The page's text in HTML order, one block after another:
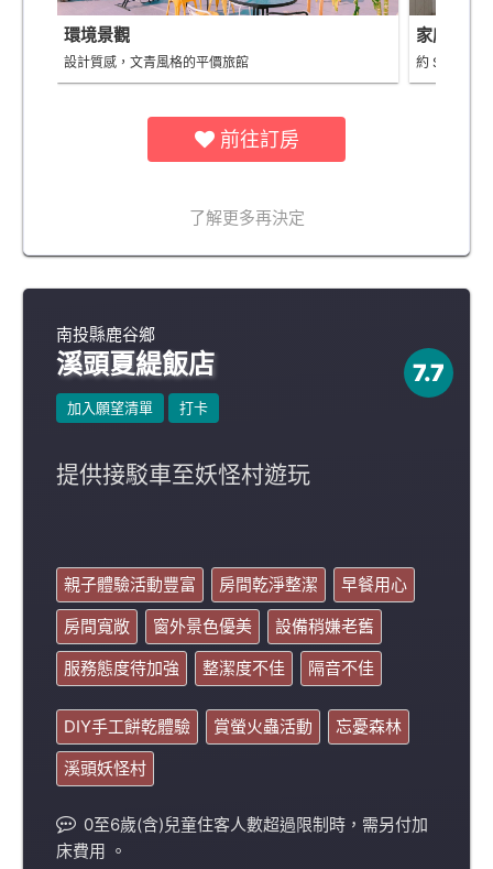
環境景觀
設計質感，文青風格的平價旅館
家庭房 -
約 $3,031
前往訂房
了解更多再決定
南投縣鹿谷鄉
溪頭夏緹飯店 7.7
加入願望清單 打卡
提供接駁車至妖怪村遊玩
親子體驗活動豐富 房間乾淨整潔
早餐用心
房間寬敞
窗外景色優美
設備稍嫌老舊
服務態度待加強
整潔度不佳 隔音不佳
DIY手工餅乾體驗 賞螢火蟲活動
忘憂森林
溪頭妖怪村
0至6歲(含)兒童住客人數超過限制時，需另付加
床費用 。